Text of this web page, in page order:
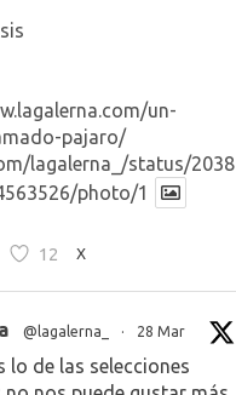
un-
pajaro/
lagalerna_/status/2038
photo/1
12 X
@lagalerna_ · 28 Mar
lo de las selecciones